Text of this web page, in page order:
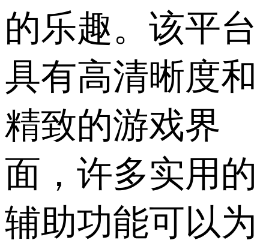
的乐趣。该平台
具有高清晰度和
精致的游戏界
面，许多实用的
辅助功能可以为